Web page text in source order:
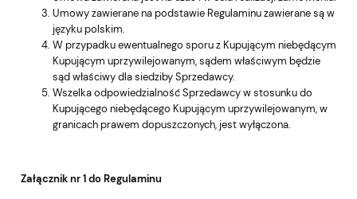
Umowy zawierane na podstawie Regulaminu zawierane są w
języku polskim.
W przypadku ewentualnego sporu z Kupującym niebędącym
Kupującym uprzywilejowanym, sądem właściwym będzie
sąd właściwy dla siedziby Sprzedawcy.
Wszelka odpowiedzialność Sprzedawcy w stosunku do
Kupującego niebędącego Kupującym uprzywilejowanym, w
granicach prawem dopuszczonych, jest wyłączona.
Załącznik nr 1 do Regulaminu